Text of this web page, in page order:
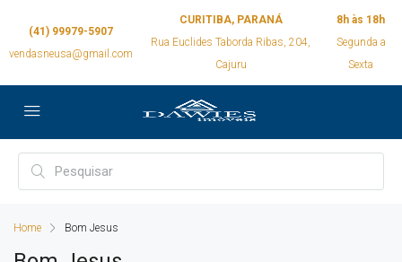
(41) 99979-5907
vendasneusa@gmail.com
CURITIBA, PARANÁ
Rua Euclides Taborda Ribas, 204,
Cajuru
8h às 18h
Segunda a
Sexta
Home Bom Jesus